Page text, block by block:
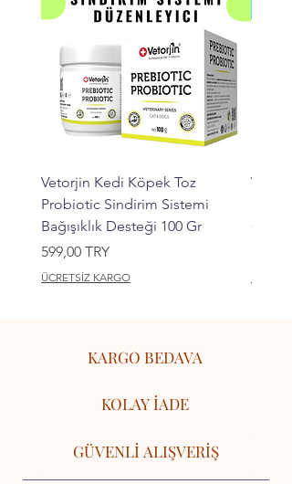
Vetorjin Kedi Köpek Toz
Probiotic Sindirim Sistemi
Bağışıklık Desteği 100 Gr
Preis
599,00 TRY
ÜCRETSİZ KARGO
KARGO BEDAVA
KOLAY İADE
GÜVENLİ ALIŞVERİŞ